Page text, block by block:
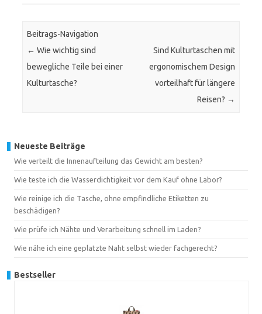
Beitrags-Navigation
← Wie wichtig sind
bewegliche Teile bei einer
Kulturtasche?
Sind Kulturtaschen mit
ergonomischem Design
vorteilhaft für längere
Reisen? →
Neueste Beiträge
Wie verteilt die Innenaufteilung das Gewicht am besten?
Wie teste ich die Wasserdichtigkeit vor dem Kauf ohne Labor?
Wie reinige ich die Tasche, ohne empfindliche Etiketten zu
beschädigen?
Wie prüfe ich Nähte und Verarbeitung schnell im Laden?
Wie nähe ich eine geplatzte Naht selbst wieder fachgerecht?
Bestseller